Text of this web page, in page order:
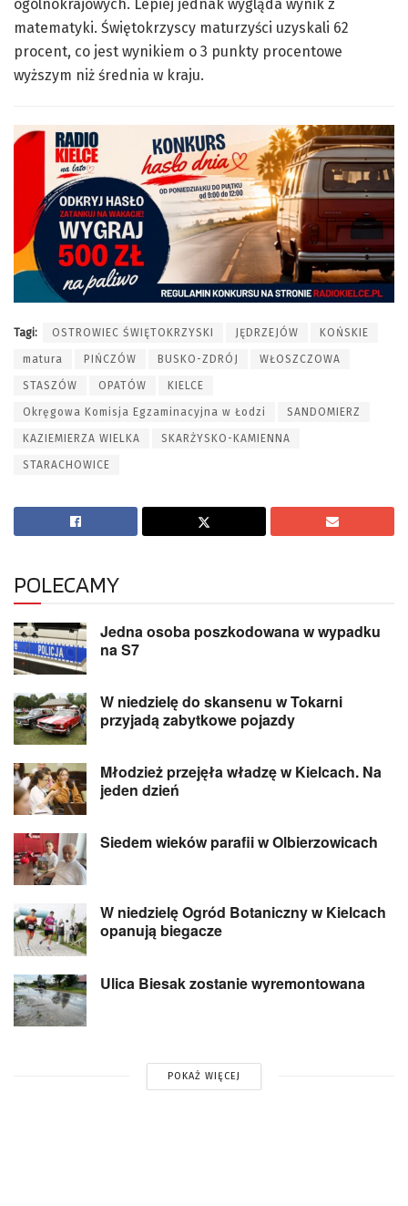
ogólnokrajowych. Lepiej jednak wygląda wynik z
matematyki. Świętokrzyscy maturzyści uzyskali 62
procent, co jest wynikiem o 3 punkty procentowe
wyższym niż średnia w kraju.
Tagi: OSTROWIEC ŚWIĘTOKRZYSKI JĘDRZEJÓW KOŃSKIE
matura PIŃCZÓW BUSKO-ZDRÓJ WŁOSZCZOWA
STASZÓW OPATÓW KIELCE
Okręgowa Komisja Egzaminacyjna w Łodzi SANDOMIERZ
KAZIEMIERZA WIELKA SKARŻYSKO-KAMIENNA
STARACHOWICE
POLECAMY
Jedna osoba poszkodowana w wypadku
na S7
W niedzielę do skansenu w Tokarni
przyjadą zabytkowe pojazdy
Młodzież przejęła władzę w Kielcach. Na
jeden dzień
Siedem wieków parafii w Olbierzowicach
W niedzielę Ogród Botaniczny w Kielcach
opanują biegacze
Ulica Biesak zostanie wyremontowana
POKAŻ WIĘCEJ